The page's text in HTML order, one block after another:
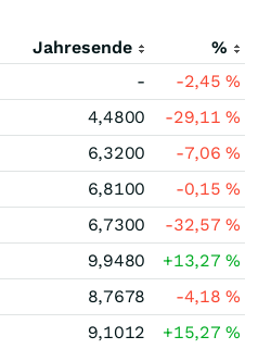
Jahresende
%
- -2,45%
4,4800 -29,11%
6,3200 -7,06%
6,8100 -0,15%
6,7300 -32,57%
9,9480 +13,27%
8,7678 -4,18%
9,1012 +15,27%